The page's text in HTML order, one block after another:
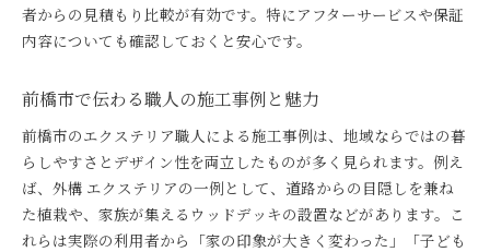
者からの見積もり比較が有効です。特にアフターサービスや保証
内容についても確認しておくと安心です。
前橋市で伝わる職人の施工事例と魅力
前橋市のエクステリア職人による施工事例は、地域ならではの暮
らしやすさとデザイン性を両立したものが多く見られます。例え
ば、外構 エクステリアの一例として、道路からの目隠しを兼ね
た植栽や、家族が集えるウッドデッキの設置などがあります。こ
れらは実際の利用者から「家の印象が大きく変わった」「子ども